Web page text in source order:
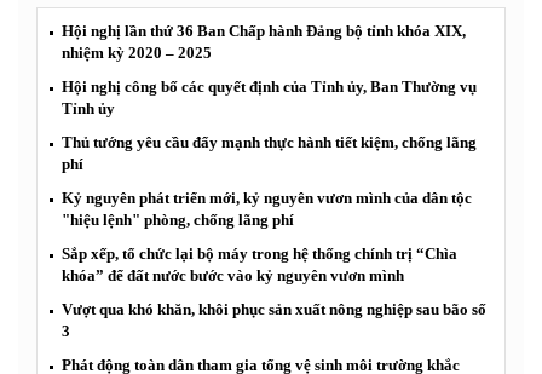
Hội nghị lần thứ 36 Ban Chấp hành Đảng bộ tỉnh khóa XIX,
nhiệm kỳ 2020 – 2025
Hội nghị công bố các quyết định của Tỉnh ủy, Ban Thường vụ
Tỉnh ủy
Thủ tướng yêu cầu đẩy mạnh thực hành tiết kiệm, chống lãng
phí
Kỷ nguyên phát triển mới, kỷ nguyên vươn mình của dân tộc
"hiệu lệnh" phòng, chống lãng phí
Sắp xếp, tổ chức lại bộ máy trong hệ thống chính trị “Chìa
khóa” để đất nước bước vào kỷ nguyên vươn mình
Vượt qua khó khăn, khôi phục sản xuất nông nghiệp sau bão số
3
Phát động toàn dân tham gia tổng vệ sinh môi trường khắc